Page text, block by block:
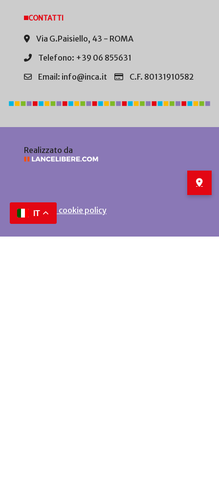
CONTATTI
Via G.Paisiello, 43 - ROMA
Telefono: +39 06 855631
Email: info@inca.it
C.F. 80131910582
Realizzato da
Privacy e cookie policy
IT